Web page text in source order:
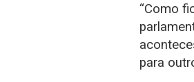
“Como
para